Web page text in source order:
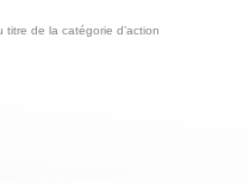
de la catégorie d’action